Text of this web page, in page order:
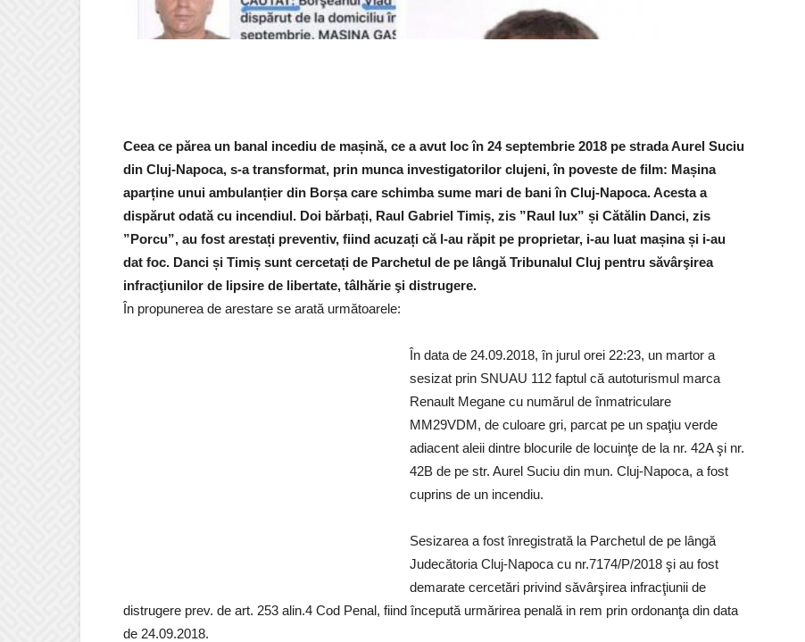
Ceea ce părea un banal incediu de mașină, ce a avut loc în 24 septembrie 2018 pe strada Aurel Suciu
din Cluj-Napoca, s-a transformat, prin munca investigatorilor clujeni, în poveste de film: Mașina
aparține unui ambulanțier din Borșa care schimba sume mari de bani în Cluj-Napoca. Acesta a
dispărut odată cu incendiul. Doi bărbați, Raul Gabriel Timiș, zis ”Raul lux” și Cătălin Danci, zis
”Porcu”, au fost arestați preventiv, fiind acuzați că l-au răpit pe proprietar, i-au luat mașina și i-au
dat foc. Danci și Timiș sunt cercetați de Parchetul de pe lângă Tribunalul Cluj pentru săvârşirea
infracţiunilor de lipsire de libertate, tâlhărie şi distrugere.
În propunerea de arestare se arată următoarele:
În data de 24.09.2018, în jurul orei 22:23, un martor a
sesizat prin SNUAU 112 faptul că autoturismul marca
Renault Megane cu numărul de înmatriculare
MM29VDM, de culoare gri, parcat pe un spaţiu verde
adiacent aleii dintre blocurile de locuinţe de la nr. 42A şi nr.
42B de pe str. Aurel Suciu din mun. Cluj-Napoca, a fost
cuprins de un incendiu.
Sesizarea a fost înregistrată la Parchetul de pe lângă
Judecătoria Cluj-Napoca cu nr.7174/P/2018 şi au fost
demarate cercetări privind săvârşirea infracţiunii de
distrugere prev. de art. 253 alin.4 Cod Penal, fiind începută urmărirea penală in rem prin ordonanţa din data
de 24.09.2018.